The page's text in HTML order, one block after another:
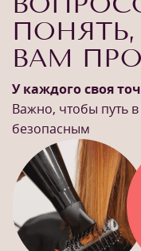
ВАМ
У каждого своя
Важно, чтобы путь
безопасным